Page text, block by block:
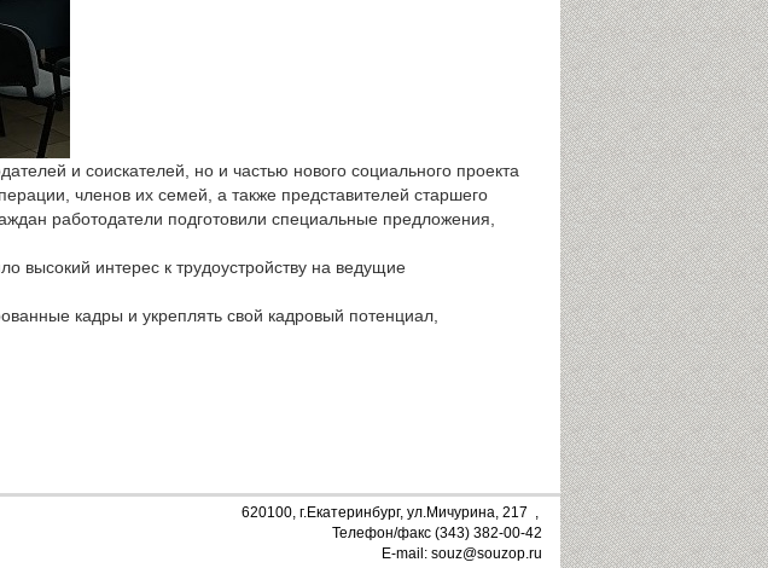
и соискателей, но и частью нового социального проекта
членов их семей, а также представителей старшего
работодатели подготовили специальные предложения,
высокий интерес к трудоустройству на ведущие
кадры и укреплять свой кадровый потенциал,
620100, г.Екатеринбург, ул.Мичурина, 217 ,
Телефон/факс (343) 382-00-42
E-mail: souz@souzop.ru